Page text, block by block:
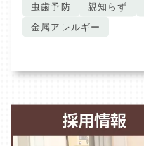
虫歯予防
親知らず
金属アレルギー